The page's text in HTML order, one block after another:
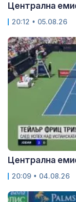
Централна
20:12 • 05.08.26
Централна
20:09 • 04.08.26